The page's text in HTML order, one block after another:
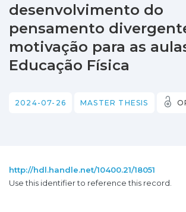
desenvolvimento do
pensamento
motivação para as
Educação Física
2024-07-26 MASTER THESIS
http://hdl.handle.net/10400.21/18051
Use this identifier to reference this record.